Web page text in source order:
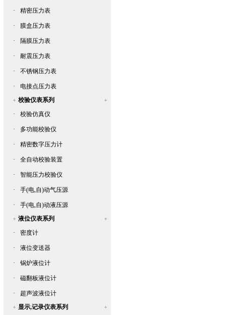
· 精密压力表
· 膜盒压力表
· 隔膜压力表
· 耐震压力表
· 不锈钢压力表
·
电接点压力表
校验仪表系列
·
校验仿真仪
· 多功能校验仪
· 精密数字压力计
· 全自动校验装置
· 智能压力校验仪
· 手(电,自)动气压源
·
手(电,自)动液压源
液位仪表系列
·
密度计
· 液位变送器
· 锅炉液位计
· 磁翻板液位计
·
超声波液位计
显示,记录仪表系列